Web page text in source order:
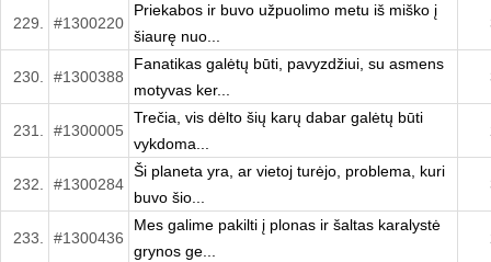
229. #1300220
Priekabos ir buvo užpuolimo metu iš miško į
šiaurę nuo...
230. #1300388
Fanatikas galėtų būti, pavyzdžiui, su asmens
motyvas ker...
231. #1300005
Trečia, vis dėlto šių karų dabar galėtų būti
vykdoma...
232. #1300284
Ši planeta yra, ar vietoj turėjo, problema, kuri
buvo šio...
233. #1300436
Mes galime pakilti į plonas ir šaltas karalystė
grynos ge...